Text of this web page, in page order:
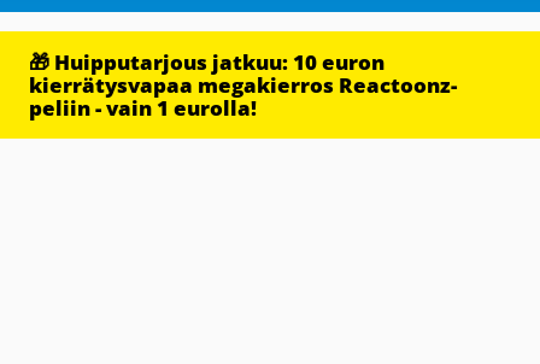
🎁 Huipputarjous jatkuu: 10 euron
kierrätysvapaa megakierros Reactoonz-
peliin - vain 1 eurolla!